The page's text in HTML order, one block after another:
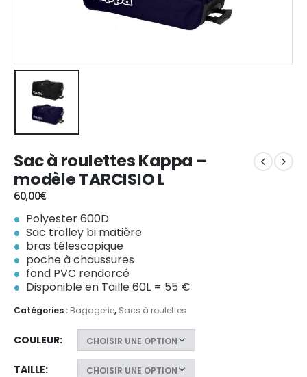
Sac à roulettes Kappa –
modèle TARCISIO L
60,00€
Polyester 600D
Sac trolley bi matière
bras télescopique
poche à chaussures
fond PVC rendorcé
Disponible en Taille 60L = 55 €
Catégories : Bagagerie, Sacs à roulettes
COULEUR
TAILLE